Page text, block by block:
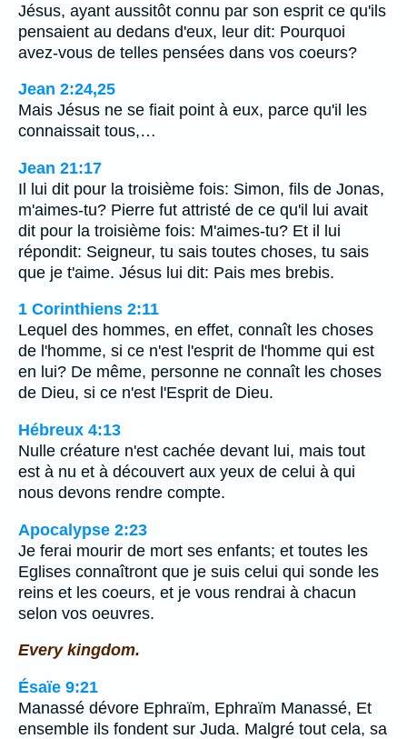
Jésus, ayant aussitôt connu par son esprit ce qu'ils
pensaient au dedans d'eux, leur dit: Pourquoi
avez-vous de telles pensées dans vos coeurs?
Jean 2:24,25
Mais Jésus ne se fiait point à eux, parce qu'il les
connaissait tous,…
Jean 21:17
Il lui dit pour la troisième fois: Simon, fils de Jonas,
m'aimes-tu? Pierre fut attristé de ce qu'il lui avait
dit pour la troisième fois: M'aimes-tu? Et il lui
répondit: Seigneur, tu sais toutes choses, tu sais
que je t'aime. Jésus lui dit: Pais mes brebis.
1 Corinthiens 2:11
Lequel des hommes, en effet, connaît les choses
de l'homme, si ce n'est l'esprit de l'homme qui est
en lui? De même, personne ne connaît les choses
de Dieu, si ce n'est l'Esprit de Dieu.
Hébreux 4:13
Nulle créature n'est cachée devant lui, mais tout
est à nu et à découvert aux yeux de celui à qui
nous devons rendre compte.
Apocalypse 2:23
Je ferai mourir de mort ses enfants; et toutes les
Eglises connaîtront que je suis celui qui sonde les
reins et les coeurs, et je vous rendrai à chacun
selon vos oeuvres.
Every kingdom.
Ésaïe 9:21
Manassé dévore Ephraïm, Ephraïm Manassé, Et
ensemble ils fondent sur Juda. Malgré tout cela, sa